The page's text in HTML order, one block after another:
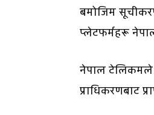
बमोजिम
प्लेटफर्महरू
नेपाल टेलिकमले
प्राधिकरणबाट